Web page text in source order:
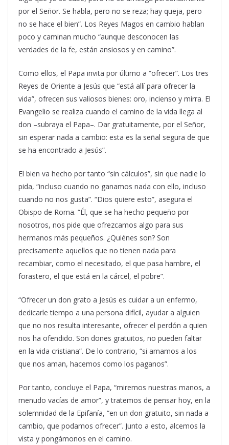
por el Señor. Se habla, pero no se reza; hay queja, pero
no se hace el bien”. Los Reyes Magos en cambio hablan
poco y caminan mucho “aunque desconocen las
verdades de la fe, están ansiosos y en camino”.
Como ellos, el Papa invita por último a “ofrecer”. Los tres
Reyes de Oriente a Jesús que “está allí para ofrecer la
vida”, ofrecen sus valiosos bienes: oro, incienso y mirra. El
Evangelio se realiza cuando el camino de la vida llega al
don –subraya el Papa–. Dar gratuitamente, por el Señor,
sin esperar nada a cambio: esta es la señal segura de que
se ha encontrado a Jesús”.
El bien va hecho por tanto “sin cálculos”, sin que nadie lo
pida, “incluso cuando no ganamos nada con ello, incluso
cuando no nos gusta”. “Dios quiere esto”, asegura el
Obispo de Roma. “Él, que se ha hecho pequeño por
nosotros, nos pide que ofrezcamos algo para sus
hermanos más pequeños. ¿Quiénes son? Son
precisamente aquellos que no tienen nada para
recambiar, como el necesitado, el que pasa hambre, el
forastero, el que está en la cárcel, el pobre”.
“Ofrecer un don grato a Jesús es cuidar a un enfermo,
dedicarle tiempo a una persona difícil, ayudar a alguien
que no nos resulta interesante, ofrecer el perdón a quien
nos ha ofendido. Son dones gratuitos, no pueden faltar
en la vida cristiana”. De lo contrario, “si amamos a los
que nos aman, hacemos como los paganos”.
Por tanto, concluye el Papa, “miremos nuestras manos, a
menudo vacías de amor”, y tratemos de pensar hoy, en la
solemnidad de la Epifanía, “en un don gratuito, sin nada a
cambio, que podamos ofrecer”. Junto a esto, alcemos la
vista y pongámonos en el camino.